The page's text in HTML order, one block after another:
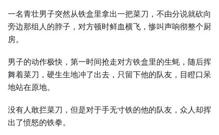
一名青壮男子突然从铁盒里拿出一把菜刀，不由分说就砍向
旁边那组人的脖子，对方顿时鲜血横飞，惨叫声响彻整个厨
房。
男子的动作极快，第一时间抢走对方铁盒里的生蚝，随后挥
舞着菜刀，硬生生地冲了出去，只留下他的队友，目瞪口呆
地站在原地。
没有人敢拦菜刀，但是对于手无寸铁的他的队友，众人却挥
出了愤怒的铁拳。